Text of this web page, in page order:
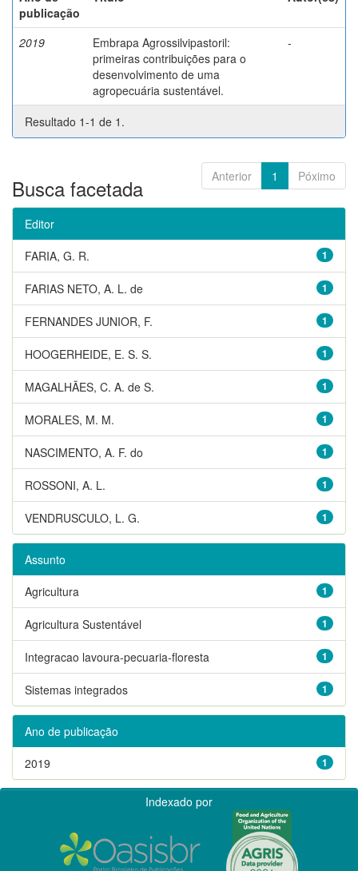
publicação
2019
Embrapa Agrossilvipastoril:
primeiras contribuições para o
desenvolvimento de uma
agropecuária sustentável.
-
Resultado 1-1 de 1.
Anterior 1 Póximo
Busca facetada
Editor
1
FARIA, G. R.
1
FARIAS NETO, A. L. de
1
FERNANDES JUNIOR, F.
1
HOOGERHEIDE, E. S. S.
1
MAGALHÃES, C. A. de S.
1
MORALES, M. M.
1
NASCIMENTO, A. F. do
1
ROSSONI, A. L.
1
VENDRUSCULO, L. G.
Assunto
1
Agricultura
1
Agricultura Sustentável
1
Integracao lavoura-pecuaria-floresta
1
Sistemas integrados
Ano de publicação
1
2019
Indexado por